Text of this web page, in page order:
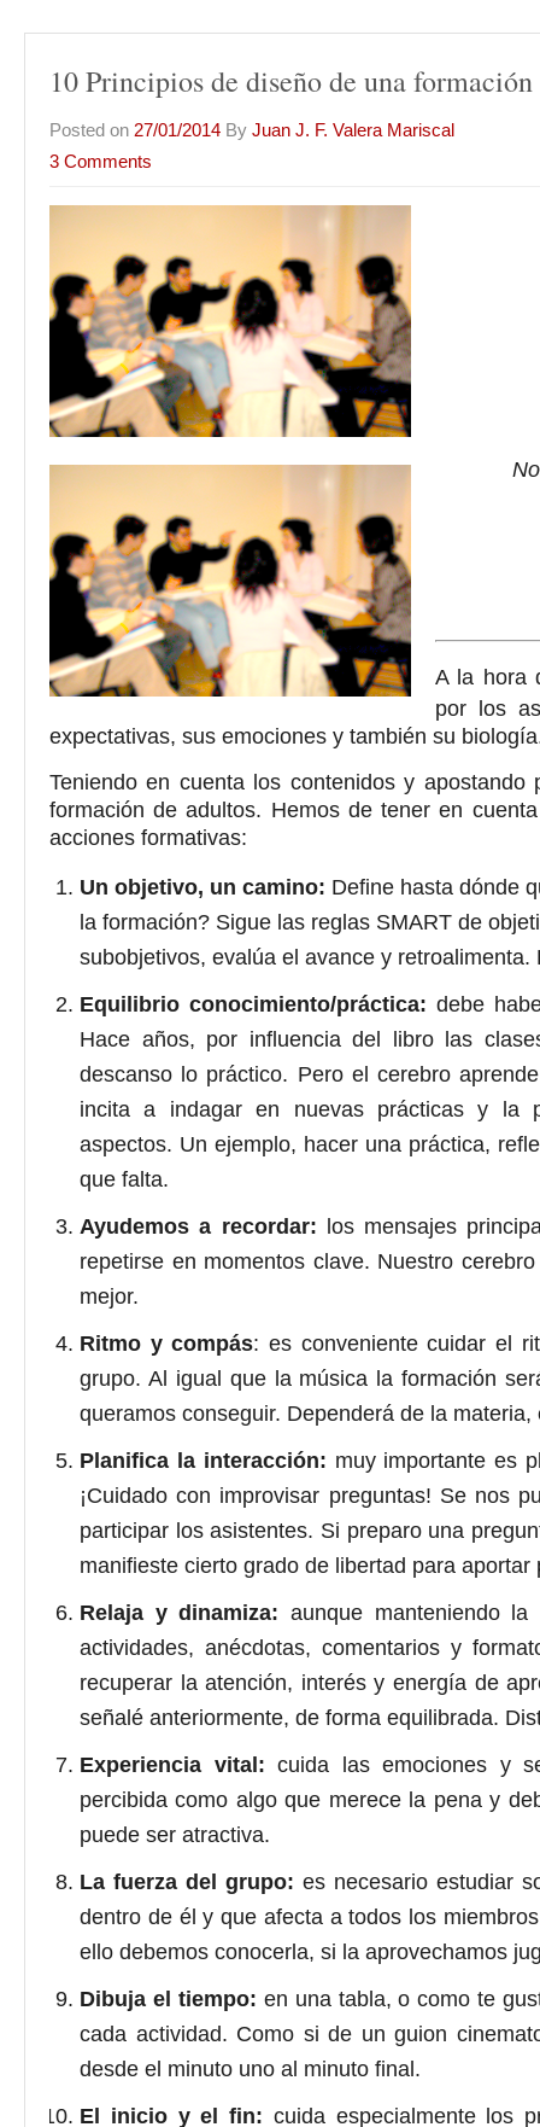
10 Principios de diseño de una
Posted on 27/01/2014 By Juan J. F. Valera Mariscal
3 Comments
A la hora
por los
expectativas, sus emociones y también su
Teniendo en cuenta los contenidos y
formación de adultos. Hemos de tener en
acciones formativas:
Un objetivo, un camino: Define hasta dónde
la formación? Sigue las reglas SMART de
subobjetivos, evalúa el avance y
Equilibrio conocimiento/práctica: debe
Hace años, por influencia del libro las
descanso lo práctico. Pero el cerebro
incita a indagar en nuevas prácticas y la
aspectos. Un ejemplo, hacer una práctica,
que falta.
Ayudemos a recordar: los mensajes
repetirse en momentos clave. Nuestro
mejor.
Ritmo y compás: es conveniente cuidar el
grupo. Al igual que la música la formación
queramos conseguir. Dependerá de la
Planifica la interacción: muy importante es
¡Cuidado con improvisar preguntas! Se nos
participar los asistentes. Si preparo una
manifieste cierto grado de libertad para aportar
Relaja y dinamiza: aunque manteniendo
actividades, anécdotas, comentarios y
recuperar la atención, interés y energía de
señalé anteriormente, de forma equilibrada.
Experiencia vital: cuida las emociones y
percibida como algo que merece la pena y
puede ser atractiva.
La fuerza del grupo: es necesario estudiar
dentro de él y que afecta a todos los
ello debemos conocerla, si la aprovechamos
Dibuja el tiempo: en una tabla, o como te
cada actividad. Como si de un guion
desde el minuto uno al minuto final.
El inicio y el fin: cuida especialmente los